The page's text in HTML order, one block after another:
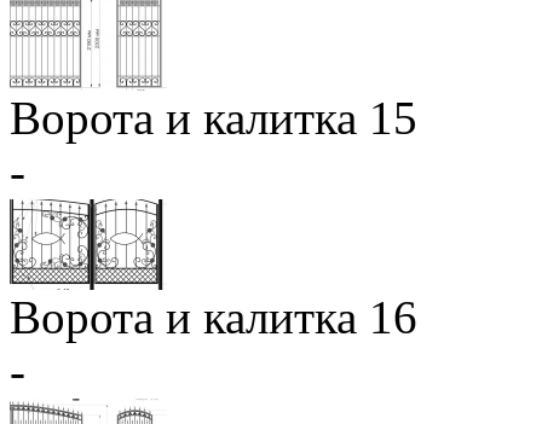
Ворота и калитка 15
-
Ворота и калитка 16
-